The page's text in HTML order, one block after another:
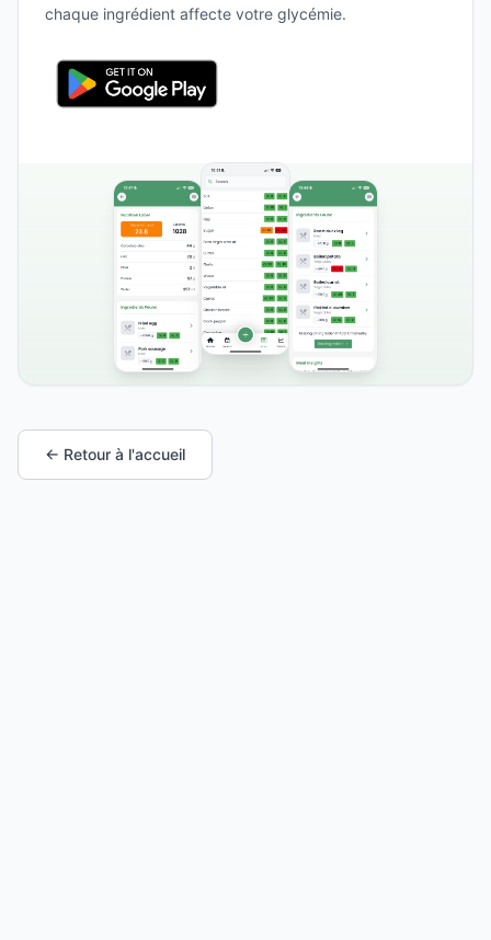
chaque ingrédient affecte votre glycémie.
← Retour à l'accueil